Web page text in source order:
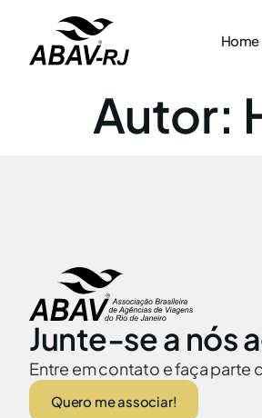
Home
Autor:
Junte-se a nós
Entre em contato e faça parte
Quero me associar!